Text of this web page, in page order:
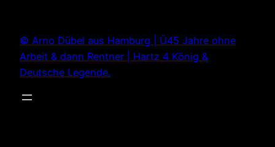
springen
© Arno Dübel aus Hamburg | Ü45 Jahre ohne
Arbeit & dann Rentner | Hartz 4 König &
Deutsche Legende.